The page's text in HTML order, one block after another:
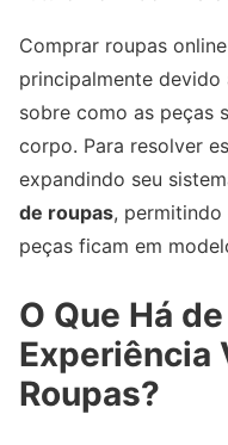
Comprar roupas
principalmente devido
sobre como as peças
corpo. Para resolver
expandindo seu
de roupas, permitindo
peças ficam em
O Que Há
Experiência
Roupas?